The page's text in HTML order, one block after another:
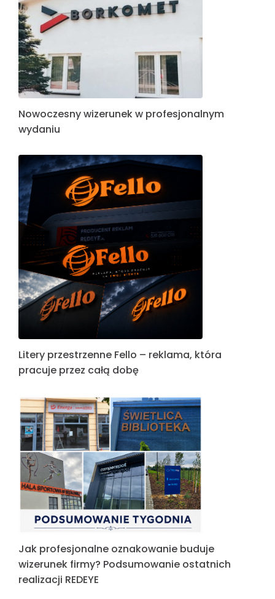
Nowoczesny wizerunek w profesjonalnym
wydaniu
Litery przestrzenne Fello – reklama, która
pracuje przez całą dobę
Jak profesjonalne oznakowanie buduje
wizerunek firmy? Podsumowanie ostatnich
realizacji REDEYE